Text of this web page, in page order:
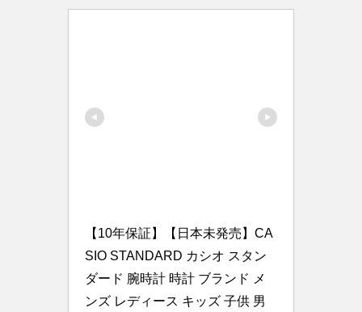
【10年保証】【日本未発売】CA
SIO STANDARD カシオ スタン
ダード 腕時計 時計 ブランド メ
ンズ レディース キッズ 子供 男